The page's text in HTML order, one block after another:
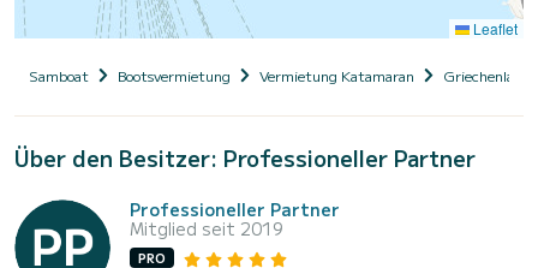
Leaflet
Samboat Bootsvermietung Vermietung Katamaran Griechenland
Über den Besitzer: Professioneller Partner
Professioneller Partner
Mitglied seit 2019
PRO